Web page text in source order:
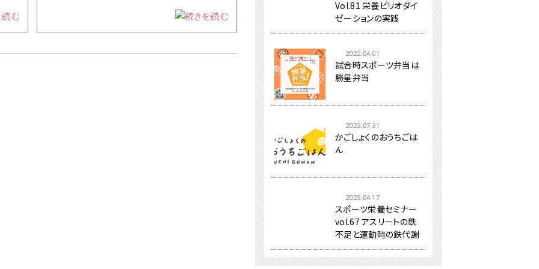
Vol.81 栄養ピリオダイ
ゼーションの実践
2022.04.01
試合時スポーツ弁当は
勝星弁当
2023.07.31
かごしょくのおうちごは
ん
2025.04.17
スポーツ栄養セミナー
vol.67 アスリートの鉄
不足と運動時の鉄代謝